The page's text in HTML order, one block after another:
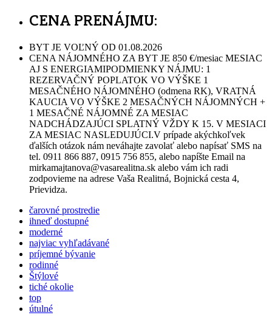
CENA PRENÁJMU:
BYT JE VOĽNÝ OD 01.08.2026
CENA NÁJOMNÉHO ZA BYT JE 850 €/mesiac MESIAC
AJ S ENERGIAMIPODMIENKY NÁJMU: 1
REZERVAČNÝ POPLATOK VO VÝŠKE 1
MESAČNÉHO NÁJOMNÉHO (odmena RK), VRATNÁ
KAUCIA VO VÝŠKE 2 MESAČNÝCH NÁJOMNÝCH +
1 MESAČNÉ NÁJOMNÉ ZA MESIAC
NADCHÁDZAJÚCI SPLATNÝ VŽDY K 15. V MESIACI
ZA MESIAC NASLEDUJÚCI.V prípade akýchkoľvek
ďalších otázok nám neváhajte zavolať alebo napísať SMS na
tel. 0911 866 887, 0915 756 855, alebo napíšte Email na
mirkamajtanova@vasarealitna.sk alebo vám ich radi
zodpovieme na adrese Vaša Realitná, Bojnická cesta 4,
Prievidza.
čarovné prostredie
ihneď dostupné
moderné
najviac vyhľadávané
príjemné bývanie
rodinné
Štýlové
tiché okolie
top
útulné